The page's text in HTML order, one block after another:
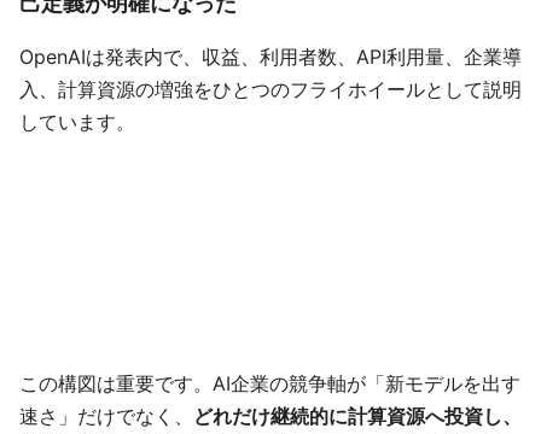
OpenAIは発表内で、収益、利用者数、API利用量、企業導
入、計算資源の増強をひとつのフライホイールとして説明
しています。
この構図は重要です。AI企業の競争軸が「新モデルを出す
速さ」だけでなく、 どれだけ継続的に計算資源へ投資し、